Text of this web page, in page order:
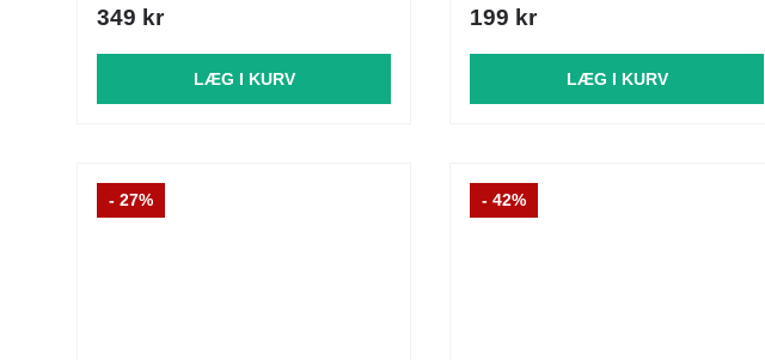
349 kr
LÆG I KURV
199 kr
LÆG I KURV
- 27% - 42%